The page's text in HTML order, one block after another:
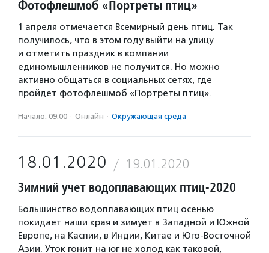
Фотофлешмоб «Портреты птиц»
1 апреля отмечается Всемирный день птиц. Так
получилось, что в этом году выйти на улицу
и отметить праздник в компании
единомышленников не получится. Но можно
активно общаться в социальных сетях, где
пройдет фотофлешмоб «Портреты птиц».
Начало: 09:00 · Онлайн · Окружающая среда
18.01.2020 19.01.2020
Зимний учет водоплавающих птиц-2020
Большинство водоплавающих птиц осенью
покидает наши края и зимует в Западной и Южной
Европе, на Каспии, в Индии, Китае и Юго-Восточной
Азии. Уток гонит на юг не холод как таковой,